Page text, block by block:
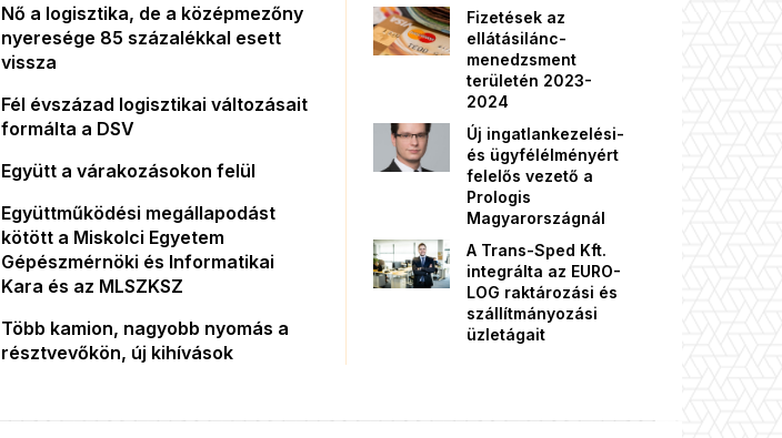
Nő a logisztika, de a középmezőny
nyeresége 85 százalékkal esett
vissza
Fél évszázad logisztikai változásait
formálta a DSV
Együtt a várakozásokon felül
Együttműködési megállapodást
kötött a Miskolci Egyetem
Gépészmérnöki és Informatikai
Kara és az MLSZKSZ
Több kamion, nagyobb nyomás a
résztvevőkön, új kihívások
Fizetések az
ellátásilánc-
menedzsment
területén 2023-
2024
Új ingatlankezelési-
és ügyfélélményért
felelős vezető a
Prologis
Magyarországnál
A Trans-Sped Kft.
integrálta az EURO-
LOG raktározási és
szállítmányozási
üzletágait